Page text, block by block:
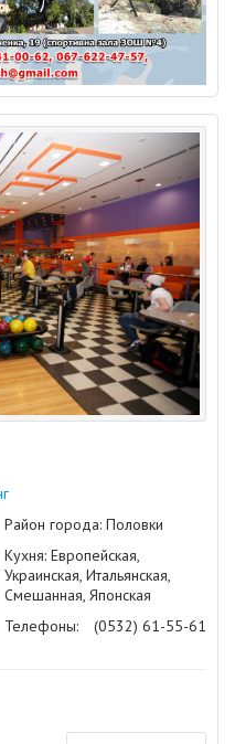
Район города: Половки
Кухня: Европейская,
Украинская, Итальянская,
Смешанная, Японская
Телефоны:
(0532) 61-55-61